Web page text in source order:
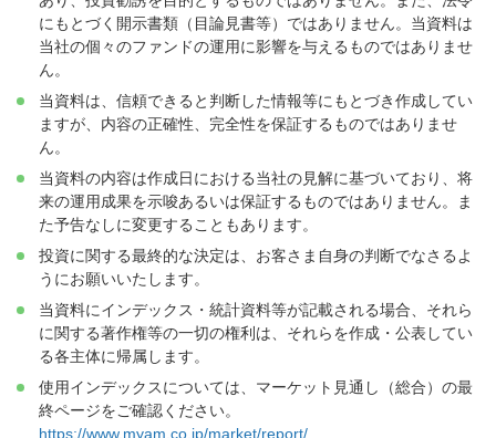
にもとづく開示書類（目論見書等）ではありません。当資料は
当社の個々のファンドの運用に影響を与えるものではありませ
ん。
当資料は、信頼できると判断した情報等にもとづき作成してい
ますが、内容の正確性、完全性を保証するものではありませ
ん。
当資料の内容は作成日における当社の見解に基づいており、将
来の運用成果を示唆あるいは保証するものではありません。ま
た予告なしに変更することもあります。
投資に関する最終的な決定は、お客さま自身の判断でなさるよ
うにお願いいたします。
当資料にインデックス・統計資料等が記載される場合、それら
に関する著作権等の一切の権利は、それらを作成・公表してい
る各主体に帰属します。
使用インデックスについては、マーケット見通し（総合）の最
終ページをご確認ください。
https://www.myam.co.jp/market/report/